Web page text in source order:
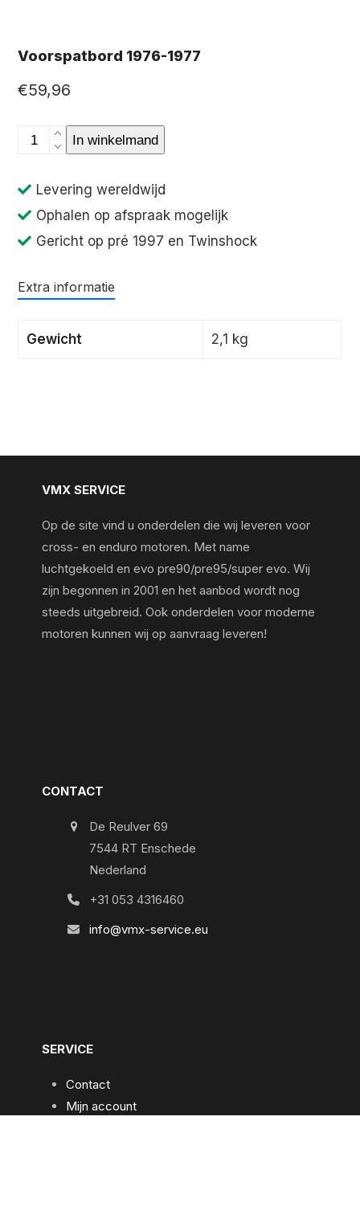
Voorspatbord 1976-1977
€59,96
VoorspatbordIn winkelmand
Levering wereldwijd
Ophalen op afspraak mogelijk
Gericht op pré 1997 en Twinshock
Extra informatie
Gewicht 2,1 kg
VMX SERVICE
Op de site vind u onderdelen die wij leveren voor
cross- en enduro motoren. Met name
luchtgekoeld en evo pre90/pre95/super evo. Wij
zijn begonnen in 2001 en het aanbod wordt nog
steeds uitgebreid. Ook onderdelen voor moderne
motoren kunnen wij op aanvraag leveren!
CONTACT
De Reulver 69
7544 RT Enschede
Nederland
+31 053 4316460
info@vmx-service.eu
SERVICE
Contact
Mijn account